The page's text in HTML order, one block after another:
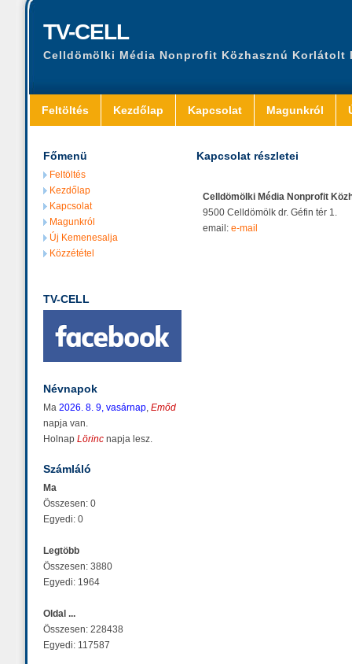
TV-CELL
Celldömölki Média Nonprofit Közhasznú Korlátolt
Feltöltés Kezdőlap Kapcsolat Magunkról
Főmenü
Feltöltés
Kezdőlap
Kapcsolat
Magunkról
Új Kemenesalja
Közzététel
TV-CELL
Névnapok
Ma 2026. 8. 9, vasárnap, Emőd
napja van.
Holnap Lörinc napja lesz.
Számláló
Ma
Összesen: 0
Egyedi: 0
Legtöbb
Összesen: 3880
Egyedi: 1964
Oldal ...
Összesen: 228438
Egyedi: 117587
Kapcsolat részletei
Celldömölki Média Nonprofit
9500 Celldömölk dr. Géfin tér 1.
email: e-mail